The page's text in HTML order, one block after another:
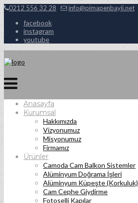
0212 556 32 28 info@pimapenbayii.net
facebook
instagram
youtube
Anasayfa
Kurumsal
Hakkımızda
Vizyonumuz
Misyonumuz
Firmamız
Ürünler
Camoda Cam Balkon Sistemler
Alüminyum Doğrama İşleri
Alüminyum Küpeşte (Korkuluk)
Cam Cephe Giydirme
Fotoselli Kapılar